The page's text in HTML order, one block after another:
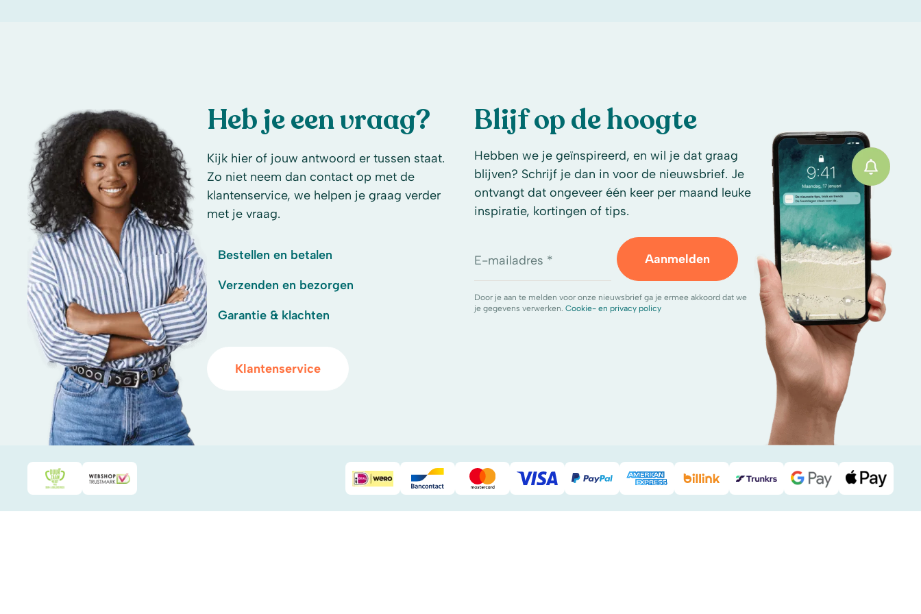
Heb je een vraag?
Kijk hier of jouw antwoord er tussen staat.
Zo niet neem dan contact op met de
klantenservice, we helpen je graag verder
met je vraag.
Bestellen en betalen
Verzenden en bezorgen
Garantie & klachten
Klantenservice
Blijf op de hoogte
Hebben we je geïnspireerd, en wil je dat graag
blijven? Schrijf je dan in voor de nieuwsbrief. Je
ontvangt dat ongeveer één keer per maand leuke
inspiratie, kortingen of tips.
E-mailadres * Aanmelden
Door je aan te melden voor onze nieuwsbrief ga je ermee akkoord dat we
je gegevens verwerken. Cookie- en privacy policy
Duurzaamheidsprijs duin- & bollenstreek
WebwinkelKeur iDeal BancontactMastercardVisa PayPal American Express
Billink DHL Google PayApple Pay